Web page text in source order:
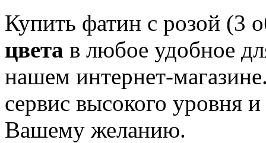
Купить фатин с розой (3
цвета в любое удобное
нашем интернет-
сервис высокого уровня
Вашему желанию.